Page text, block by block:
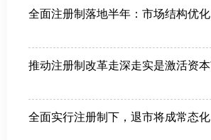
全面实行注册制下，退市将成常态化